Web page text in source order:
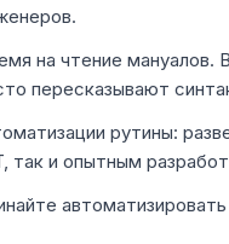
на чтение
пересказывают
рутины:
так и опытным